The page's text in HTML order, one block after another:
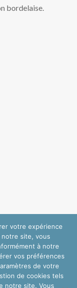
bordelaise.
votre expérience
site, vous
à notre
vos préférences
de votre
de cookies tels
notre site. Vous